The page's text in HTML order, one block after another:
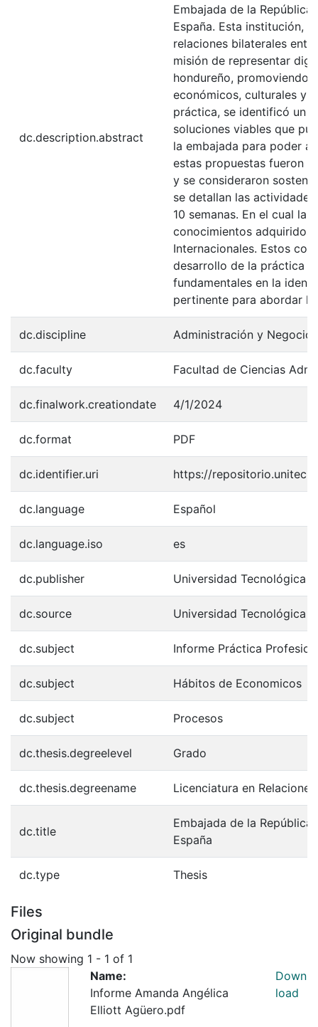
dc.description.abstract
Embajada de la
España. Esta institución,
relaciones bilaterales
misión de representar
hondureño, promoviendo
económicos, culturales y
práctica, se identificó un
soluciones viables que
la embajada para poder
estas propuestas fueron
y se consideraron
se detallan las
10 semanas. En el cual la
conocimientos adquiridos
Internacionales. Estos
desarrollo de la práctica
fundamentales en la
pertinente para abordar
dc.discipline Administración y
dc.faculty Facultad de Ciencias
dc.finalwork.creationdate 4/1/2024
dc.format PDF
dc.identifier.uri https://
dc.language Español
dc.language.iso es
dc.publisher Universidad Tecnológica
dc.source Universidad Tecnológica
dc.subject Informe Práctica
dc.subject Hábitos de Economicos
dc.subject Procesos
dc.thesis.degreelevel Grado
dc.thesis.degreename Licenciatura en
dc.title
Embajada de la
España
dc.type Thesis
Files
Original bundle
Now showing 1 - 1 of 1
Name:
Informe Amanda Angélica
Elliott Agüero.pdf
Down
load